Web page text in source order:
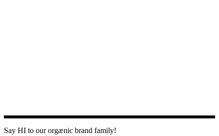
Say HI to our orgænic brand family!